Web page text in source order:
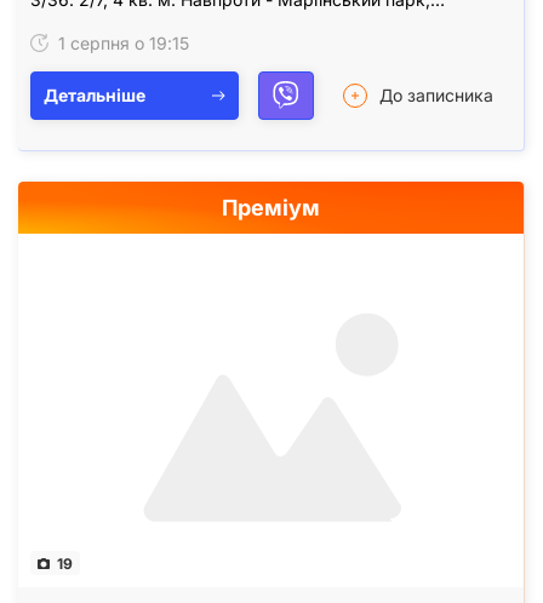
1 серпня о 19:15
Детальніше До записника
19
Преміум